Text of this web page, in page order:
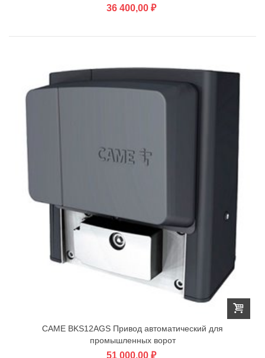
36 400,00 ₽
CAME BKS12AGS Привод автоматический для
промышленных ворот
51 000,00 ₽